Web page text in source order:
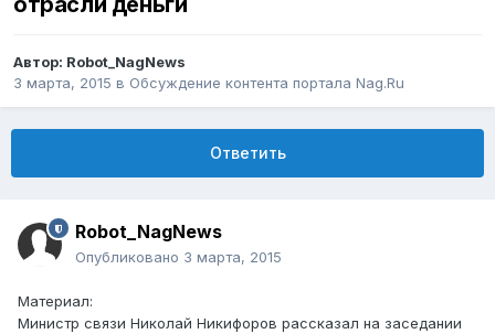
Автор: Robot_NagNews
3 марта, 2015 в Обсуждение контента портала Nag.Ru
Ответить
Robot_NagNews
Опубликовано 3 марта, 2015
Материал:
Министр связи Николай Никифоров рассказал на заседании